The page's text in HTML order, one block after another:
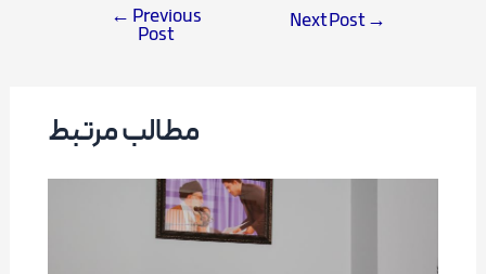
← Previous
Post Next Post→
مطالب مرتبط